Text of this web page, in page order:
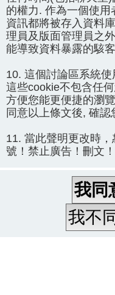
的權力. 作為一個使
資訊都將被存入資料
理員及版面管理員之
能導致資料暴露的駭客
10. 這個討論區系統
這些cookie不包含任
方便您能更便捷的瀏
同意以上條文後, 確認
11. 當此聲明更改時
號！禁止廣告！刪文！